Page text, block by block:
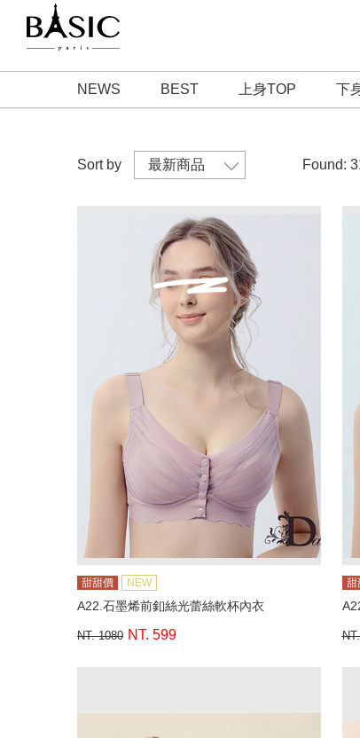
NEWS BEST 上身TOP 下
Sort by Found:
甜甜價 NEW
A22.石墨烯前釦絲光蕾絲軟杯內衣
NT. 1080 NT. 599
甜